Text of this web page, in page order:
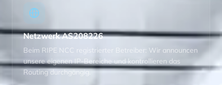
Netzwerk AS208226
Beim RIPE NCC registrierter Betreiber: Wir announcen
unsere eigenen IP-Bereiche und kontrollieren das
Routing durchgängig.